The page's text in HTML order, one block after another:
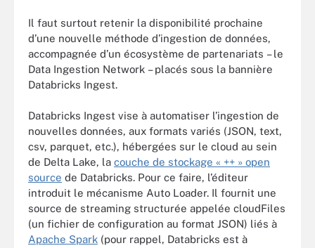
Il faut surtout retenir la disponibilité prochaine
d’une nouvelle méthode d’ingestion de données,
accompagnée d’un écosystème de partenariats – le
Data Ingestion Network – placés sous la bannière
Databricks Ingest.
Databricks Ingest vise à automatiser l’ingestion de
nouvelles données, aux formats variés (JSON, text,
csv, parquet, etc.), hébergées sur le cloud au sein
de Delta Lake, la couche de stockage « ++ » open
source de Databricks. Pour ce faire, l’éditeur
introduit le mécanisme Auto Loader. Il fournit une
source de streaming structurée appelée cloudFiles
(un fichier de configuration au format JSON) liés à
Apache Spark (pour rappel, Databricks est à